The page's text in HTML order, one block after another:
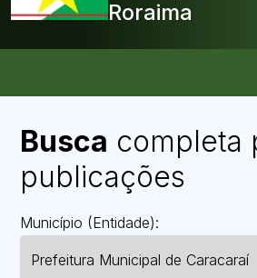
Busca completa
publicações
Município (Entidade):